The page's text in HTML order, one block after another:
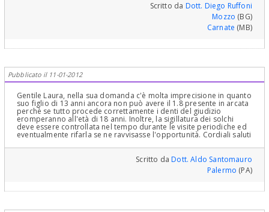
Scritto da Dott. Diego Ruffoni
Mozzo (BG)
Carnate (MB)
Pubblicato il 11-01-2012
Gentile Laura, nella sua domanda c'è molta imprecisione in quanto
suo figlio di 13 anni ancora non può avere il 1.8 presente in arcata
perchè se tutto procede correttamente i denti del giudizio
eromperanno all'età di 18 anni. Inoltre, la sigillatura dei solchi
deve essere controllata nel tempo durante le visite periodiche ed
eventualmente rifarla se ne ravvisasse l'opportunità. Cordiali saluti
Scritto daDott. Aldo Santomauro
Palermo (PA)